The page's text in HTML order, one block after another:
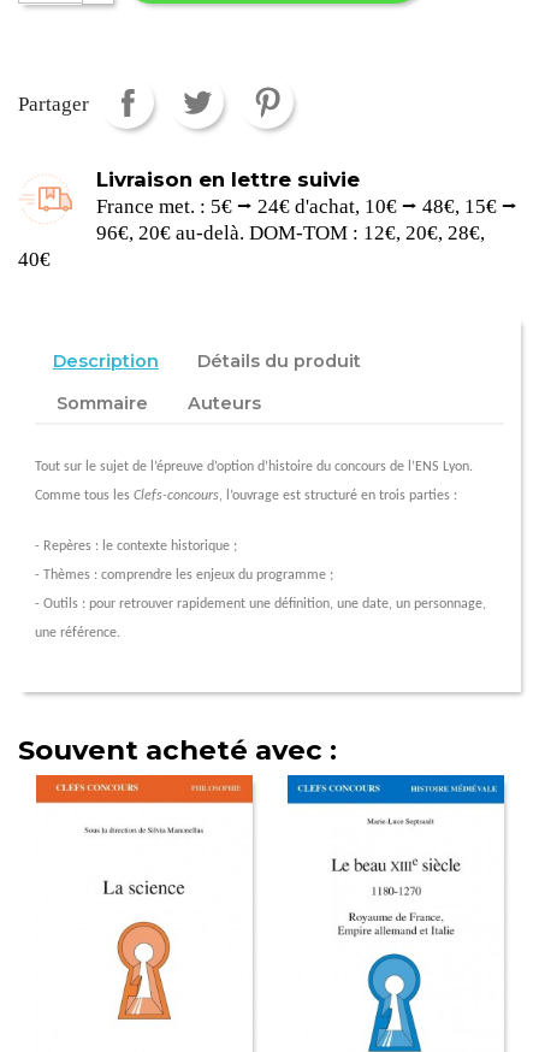
Partager
Livraison en lettre suivie
France met. : 5€ ⭢ 24€ d'achat, 10€ ⭢ 48€, 15€ ⭢
96€, 20€ au-delà. DOM-TOM : 12€, 20€, 28€,
40€
Description
Détails du produit
Sommaire
Auteurs
Tout sur le sujet de l’épreuve d’option d’histoiredu concours de l’ENS Lyon.
Comme tous lesClefs-concours, l’ouvrage est structuré en trois parties :
- Repères : le contexte historique ;
- Thèmes : comprendre les enjeux du programme ;
- Outils : pour retrouver rapidement une définition, une date, un personnage,
une référence.
Souvent acheté avec :